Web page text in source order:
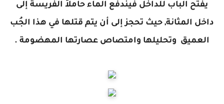
يفتح الباب للداخل فيندفع الماء حاملاً الفريسة إلى
داخل المثانة, حيث تحجز إلى أن يتم قتلها في هذا الجُب
العميق وتحليلها وامتصاص عصارتها المهضومة .